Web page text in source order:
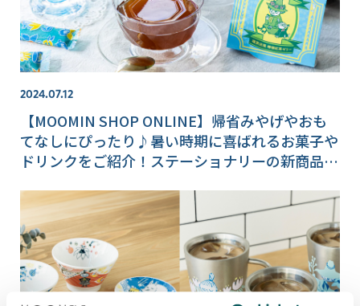
2024.07.12
【MOOMIN SHOP ONLINE】帰省みやげやおも
てなしにぴったり♪暑い時期に喜ばれるお菓子や
ドリンクをご紹介！ステーショナリーの新商品も